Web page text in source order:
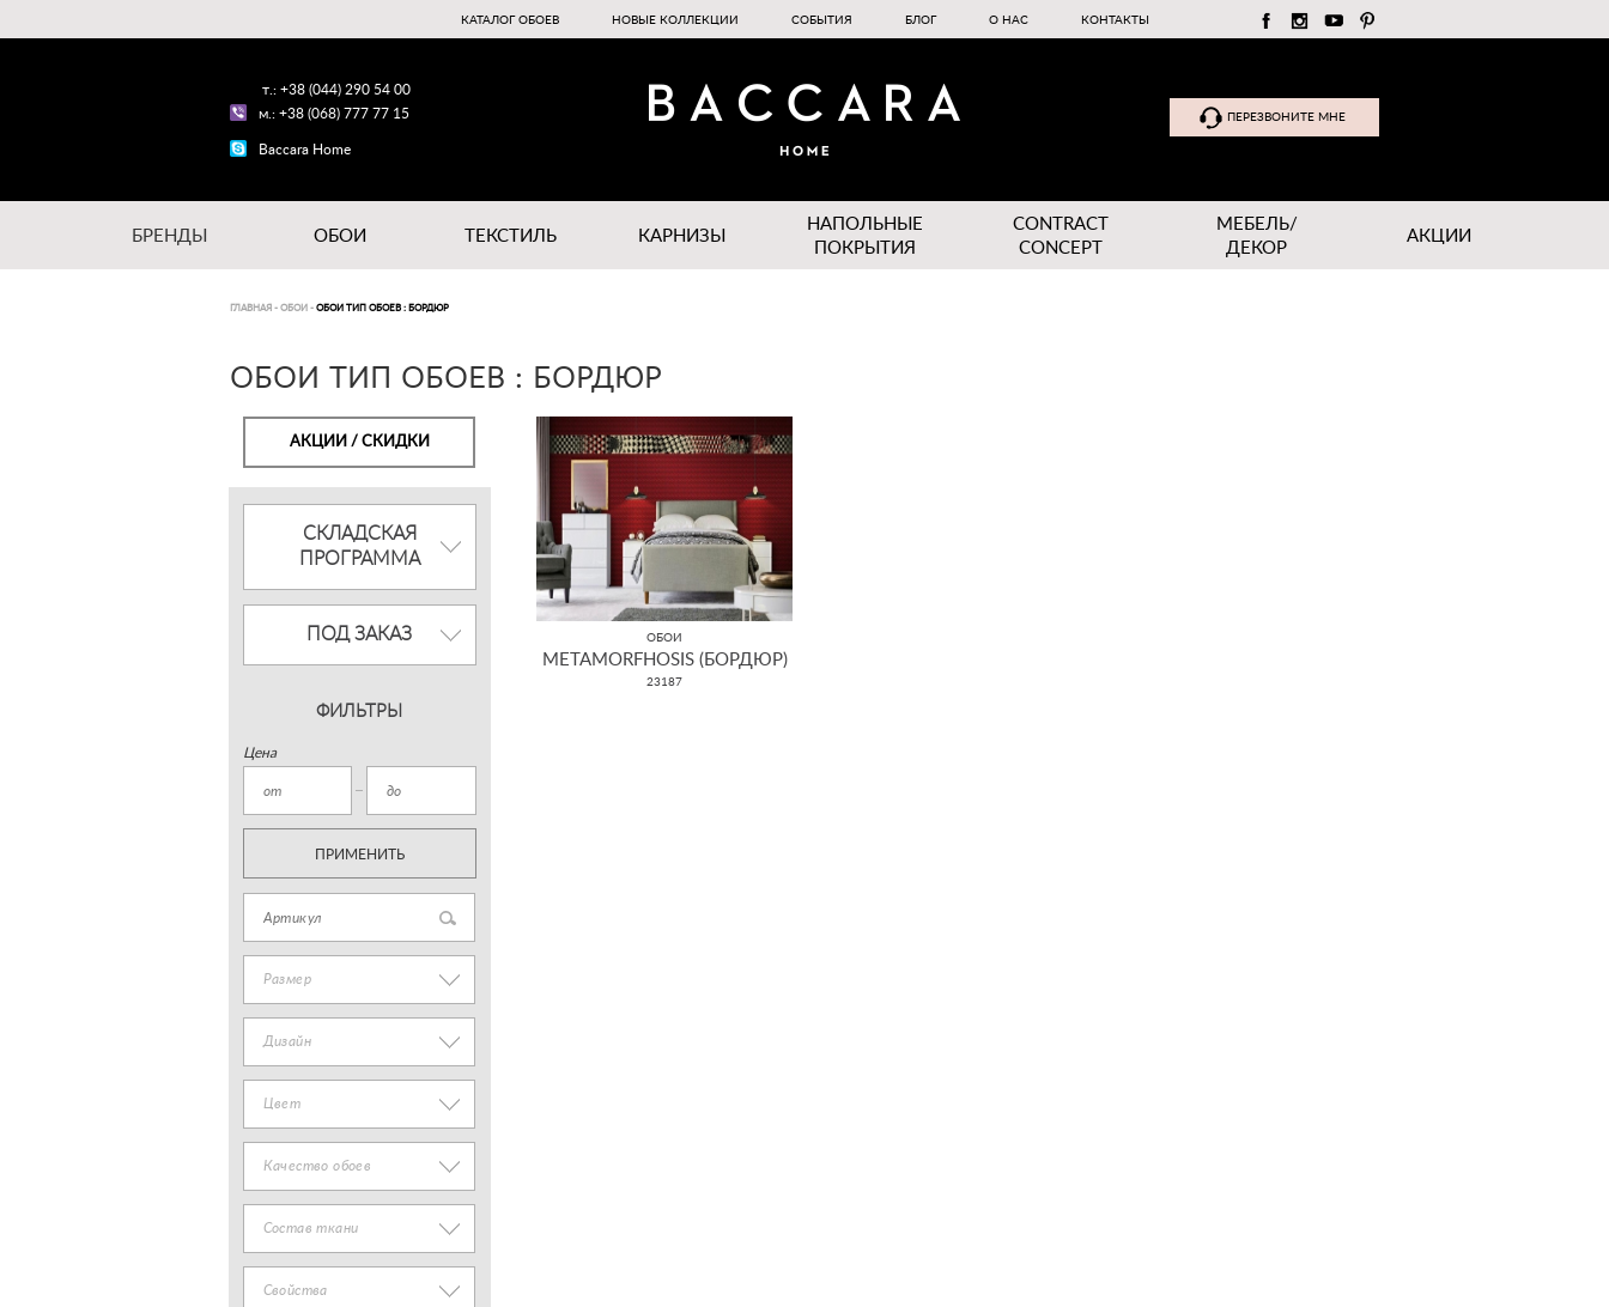
КАТАЛОГ ОБОЕВ НОВЫЕ КОЛЛЕКЦИИ СОБЫТИЯ БЛОГ О НАС КОНТАКТЫ
т.: +38 (044) 290 54 00
м.: +38 (068) 777 77 15
Baccara Home
ПЕРЕЗВОНИТЕ МНЕ
БРЕНДЫ ОБОИ ТЕКСТИЛЬ КАРНИЗЫ
НАПОЛЬНЫЕ
ПОКРЫТИЯ
CONTRACT
CONCEPT
МЕБЕЛЬ/
ДЕКОР
АКЦИИ
ГЛАВНАЯ - ОБОИ - ОБОИ ТИП ОБОЕВ : БОРДЮР
ОБОИ ТИП ОБОЕВ : БОРДЮР
АКЦИИ / СКИДКИ
СКЛАДСКАЯ
ПРОГРАММА
ПОД ЗАКАЗ
ФИЛЬТРЫ
Цена
ПРИМЕНИТЬ
Размер
Дизайн
Цвет
Качество обоев
Состав ткани
Свойства
ОБОИ
METAMORFHOSIS (БОРДЮР)
23187